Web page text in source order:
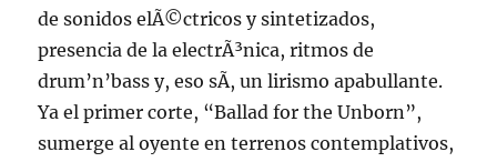
de sonidos elÃ©ctricos y sintetizados,
presencia de la electrÃ³nica, ritmos de
drum’n’bass y, eso sÃ­, un lirismo apabullante.
Ya el primer corte, “Ballad for the Unborn”,
sumerge al oyente en terrenos contemplativos,